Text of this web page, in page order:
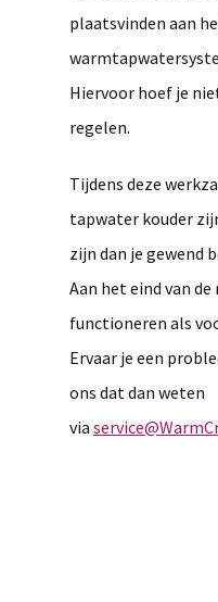
plaatsvinden aan
Hiervoor hoef je
regelen.
Tijdens deze
tapwater kouder
zijn dan je gewend
Aan het eind van
functioneren als
Ervaar je een
ons dat dan weten
via